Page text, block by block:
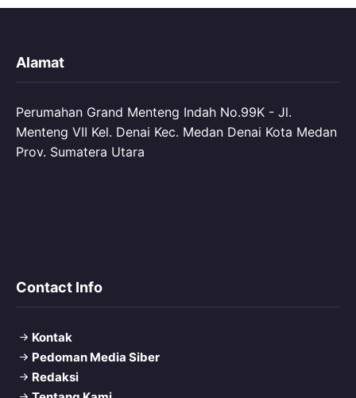
Alamat
Perumahan Grand Menteng Indah No.99K - Jl.
Menteng VII Kel. Denai Kec. Medan Denai Kota Medan
Prov. Sumatera Utara
Contact Info
Kontak
Pedoman Media Siber
Redaksi